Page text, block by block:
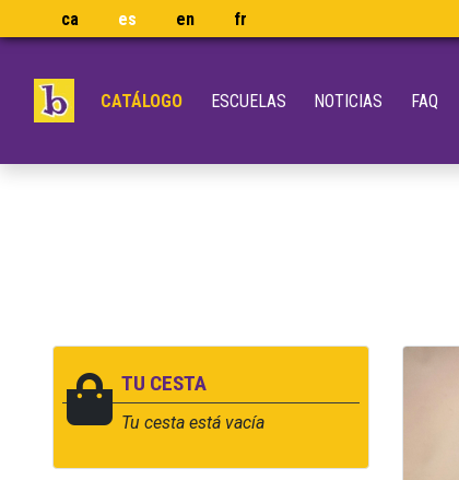
ca es en fr
CATÁLOGO ESCUELAS NOTICIAS FAQ
TU CESTA
Tu cesta está vacía